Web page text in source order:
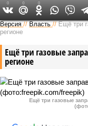
Версия //Власть //Ещё три
регионе
Ещё три газовые
регионе
Ещё три газовые
0 0 0